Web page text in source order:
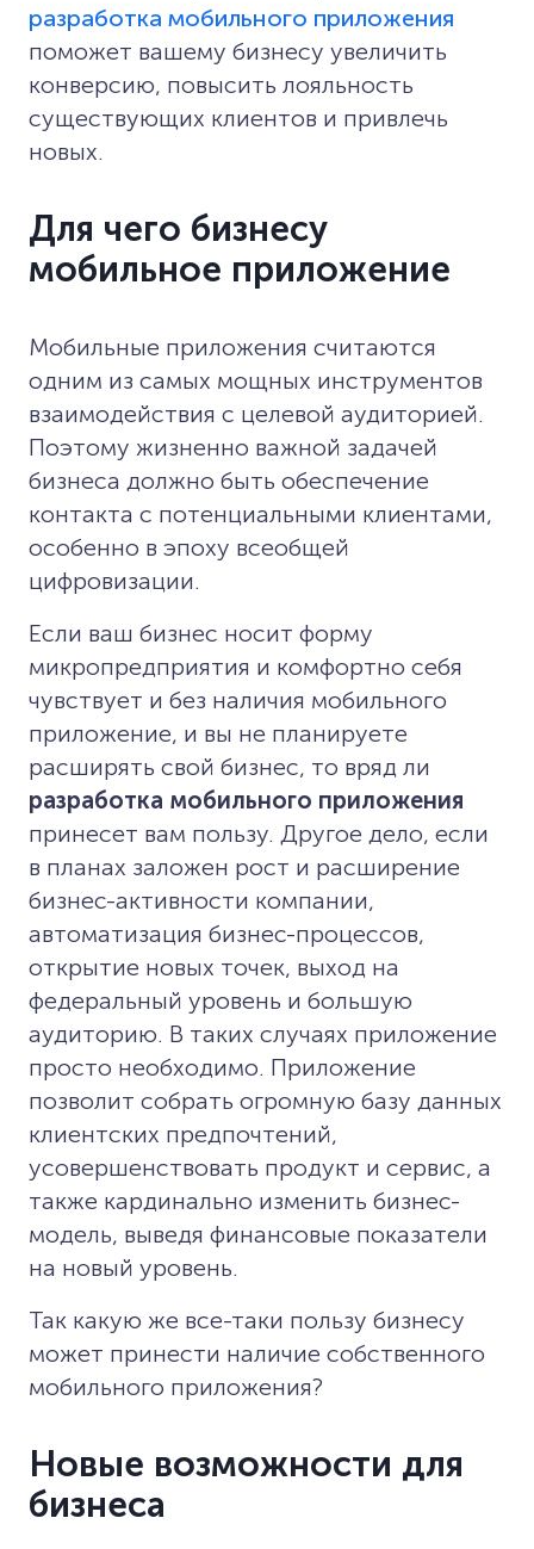
разработка мобильного приложения
поможет вашему бизнесу увеличить
конверсию, повысить лояльность
существующих клиентов и привлечь
новых.
Для чего бизнесу
мобильное приложение
Мобильные приложения считаются
одним из самых мощных инструментов
взаимодействия с целевой аудиторией.
Поэтому жизненно важной задачей
бизнеса должно быть обеспечение
контакта с потенциальными клиентами,
особенно в эпоху всеобщей
цифровизации.
Если ваш бизнес носит форму
микропредприятия и комфортно себя
чувствует и без наличия мобильного
приложение, и вы не планируете
расширять свой бизнес, то вряд ли
разработка мобильного приложения
принесет вам пользу. Другое дело, если
в планах заложен рост и расширение
бизнес-активности компании,
автоматизация бизнес-процессов,
открытие новых точек, выход на
федеральный уровень и большую
аудиторию. В таких случаях приложение
просто необходимо. Приложение
позволит собрать огромную базу данных
клиентских предпочтений,
усовершенствовать продукт и сервис, а
также кардинально изменить бизнес-
модель, выведя финансовые показатели
на новый уровень.
Так какую же все-таки пользу бизнесу
может принести наличие собственного
мобильного приложения?
Новые возможности для
бизнеса